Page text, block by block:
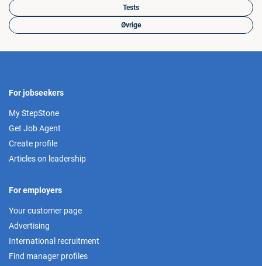
Tests
Øvrige
For jobseekers
My StepStone
Get Job Agent
Create profile
Articles on leadership
For employers
Your customer page
Advertising
International recruitment
Find manager profiles